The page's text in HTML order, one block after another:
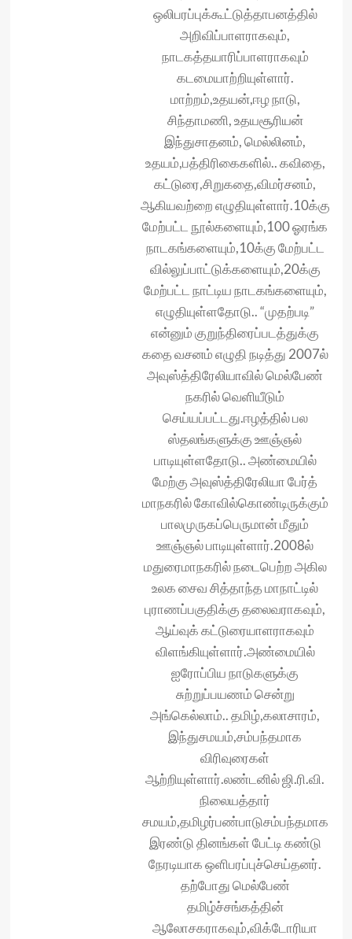
ஒலிபரப்புக்கூட்டுத்தாபனத்தில்
அறிவிப்பாளராகவும்,
நாடகத்தயாரிப்பாளராகவும்
கடமையாற்றியுள்ளார்.
மாற்றம்,உதயன்,ஈழ நாடு,
சிந்தாமணி, உதயசூரியன்
இந்துசாதனம், மெல்லினம்,
உதயம்,பத்திரிகைகளில்.. கவிதை,
கட்டுரை,சிறுகதை,விமர்சனம்,
ஆகியவற்றை எழுதியுள்ளார்.10க்கு
மேற்பட்ட நூல்களையும்,100 ஓரங்க
நாடகங்களையும்,10க்கு மேற்பட்ட
வில்லுப்பாட்டுக்களையும்,20க்கு
மேற்பட்ட நாட்டிய நாடகங்களையும்,
எழுதியுள்ளதோடு.. “முதற்படி”
என்னும் குறுந்திரைப்படத்துக்கு
கதை வசனம் எழுதி நடித்து 2007ல்
அவுஸ்த்திரேலியாவில் மெல்பேண்
நகரில் வெளியீடும்
செய்யப்பட்டது.ஈழத்தில் பல
ஸ்தலங்க‌ளுக்கு ஊஞ்ஞல்
பாடியுள்ளதோடு.. அண்மையில்
மேற்கு அவுஸ்த்திரேலியா பேர்த்
மாநகரில் கோவில்கொண்டிருக்கும்
பாலமுருகப்பெருமான் மீதும்
ஊஞ்ஞல் பாடியுள்ளார்.2008ல்
மதுரைமாநகரில் நடைபெற்ற அகில
உலக சைவ‌ சித்தாந்த மாநாட்டில்
புராணப்பகுதிக்கு தலைவராகவும்,
ஆய்வுக் கட்டுரையாள‌ராகவும்
விளங்கியுள்ளார்.அண்மையில்
ஐரோப்பிய நாடுகளுக்கு
சுற்றுப்பயணம் சென்று
அங்கெல்லாம்.. தமிழ்,கலாசாரம்,
இந்துசமயம்,சம்பந்தமாக
விரிவுரைகள்
ஆற்றியுள்ளார்.லண்டனில் ஜி.ரி.வி.
நிலையத்தார்
சமயம்,தமிழர்பண்பாடுசம்பந்தமாக
இரண்டு தினங்கள் பேட்டி கண்டு
நேரடியாக ஒளிபரப்புச்செய்தனர்.
தற்போது மெல்பேண்
தமிழ்ச்சங்கத்தின்
ஆலோசகராகவும்,விக்டோரியா